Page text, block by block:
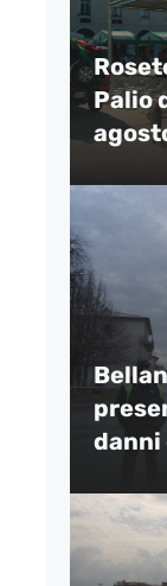
Palio
danni